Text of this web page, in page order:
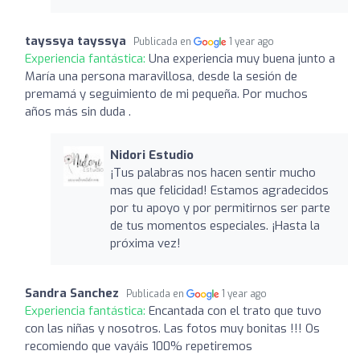
tayssya tayssya Publicada en 1 year ago
Experiencia fantástica: Una experiencia muy buena junto a
María una persona maravillosa, desde la sesión de
premamá y seguimiento de mi pequeña. Por muchos
años más sin duda .
Nidori Estudio
¡Tus palabras nos hacen sentir mucho
mas que felicidad! Estamos agradecidos
por tu apoyo y por permitirnos ser parte
de tus momentos especiales. ¡Hasta la
próxima vez!
Sandra Sanchez Publicada en 1 year ago
Experiencia fantástica: Encantada con el trato que tuvo
con las niñas y nosotros. Las fotos muy bonitas !!! Os
recomiendo que vayáis 100% repetiremos